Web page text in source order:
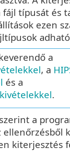
fájl típusát és
ezen
a
, a
és a
.
a
kiterjesztés